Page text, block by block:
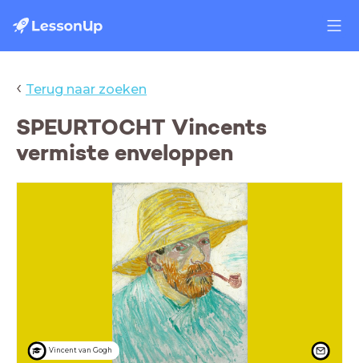
‹ Terug naar zoeken
SPEURTOCHT Vincents
vermiste enveloppen
Vincent van Gogh